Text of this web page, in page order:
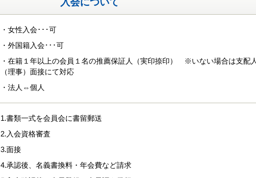
・女性入会･･･可
・外国籍入会･･･可
・在籍１年以上の会員１名の推薦保証人（実印捺印） ※いない場合は支配
（理事）面接にて対応
・法人⇔個人
1.書類一式を会員会に書留郵送
2.入会資格審査
3.面接
4.承認後、名義書換料・年会費など請求